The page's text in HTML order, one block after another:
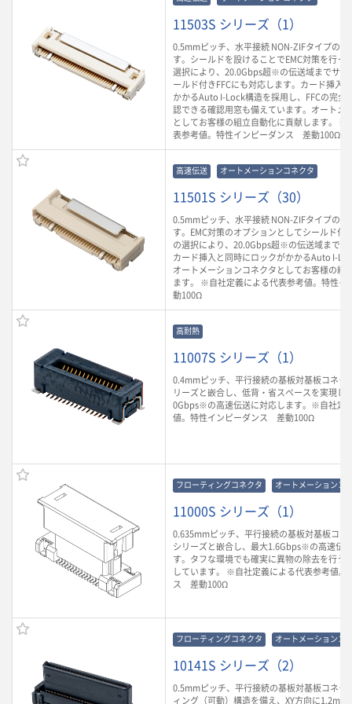
11503S シリーズ（1）
0.5mmピッチ、水平接続 NON-ZIFタイプの
す。シールドを設けることでEMC対策を行っ
選択により、20.0Gbps超※の伝送域までサポ
ールド付きFFCにも対応します。カード挿入
かかるAuto I-Lock構造を採用し、FFCの完全
認できる確認用窓も備えています。オートメ
としてお客様の組立自動化に貢献します。 ※
表参考値。特性インピーダンス 差動100Ω
高速伝送 オートメーションコネクタ
11501S シリーズ（30）
0.5mmピッチ、水平接続 NON-ZIFタイプの
す。EMC対策のオプションとしてシールド付
の選択により、20.0Gbps超※の伝送域までサ
カード挿入と同時にロックがかかるAuto I-
オートメーションコネクタとしてお客様の組
ます。 ※自社定義による代表参考値。特性
動100Ω
高耐熱
11007S シリーズ（1）
0.4mmピッチ、平行接続の基板対基板コネク
リーズと嵌合し、低背・省スペースを実現し
0Gbps※の高速伝送に対応します。※自社定
値。特性インピーダンス 差動100Ω
フローティングコネクタ オートメーションコ
11000S シリーズ（1）
0.635mmピッチ、平行接続の基板対基板コネ
シリーズと嵌合し、最大1.6Gbps※の高速伝
す。タフな環境でも確実に異物の除去を行う
しています。 ※自社定義による代表参考値。
ス 差動100Ω
フローティングコネクタ オートメーションコ
10141S シリーズ（2）
0.5mmピッチ、平行接続の基板対基板コネク
ィング（可動）構造を備え、XY方向に1.2mm